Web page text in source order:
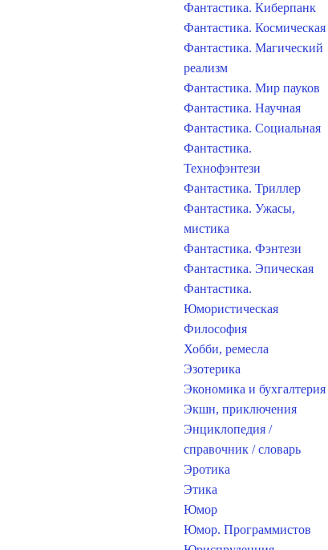
Фантастика. Киберпанк
Фантастика. Космическая
Фантастика. Магический
реализм
Фантастика. Мир пауков
Фантастика. Научная
Фантастика. Социальная
Фантастика.
Технофэнтези
Фантастика. Триллер
Фантастика. Ужасы,
мистика
Фантастика. Фэнтези
Фантастика. Эпическая
Фантастика.
Юмористическая
Философия
Хобби, ремесла
Эзотерика
Экономика и бухгалтерия
Экшн, приключения
Энциклопедия /
справочник / словарь
Эротика
Этика
Юмор
Юмор. Программистов